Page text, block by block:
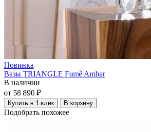
Новинка
Вазы TRIANGLE Fumê Ambar
В наличии
от 58 890 ₽
Купить в 1 клик В корзину
Подобрать похожее